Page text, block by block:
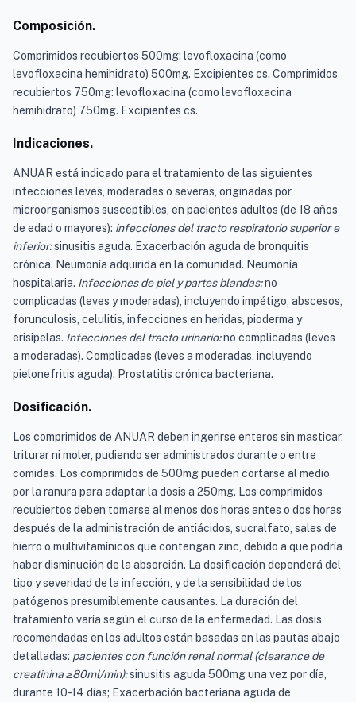
Composición.
Comprimidos recubiertos 500mg: levofloxacina (como
levofloxacina hemihidrato) 500mg. Excipientes cs. Comprimidos
recubiertos 750mg: levofloxacina (como levofloxacina
hemihidrato) 750mg. Excipientes cs.
Indicaciones.
ANUAR está indicado para el tratamiento de las siguientes
infecciones leves, moderadas o severas, originadas por
microorganismos susceptibles, en pacientes adultos (de 18 años
de edad o mayores): infecciones del tracto respiratorio superior e
inferior:sinusitis aguda. Exacerbación aguda de bronquitis
crónica. Neumonía adquirida en la comunidad. Neumonía
hospitalaria. Infecciones de piel y partes blandas:no
complicadas (leves y moderadas), incluyendo impétigo, abscesos,
forunculosis, celulitis, infecciones en heridas, pioderma y
erisipelas. Infecciones del tracto urinario:no complicadas (leves
a moderadas). Complicadas (leves a moderadas, incluyendo
pielonefritis aguda). Prostatitis crónica bacteriana.
Dosificación.
Los comprimidos de ANUAR deben ingerirse enteros sin masticar,
triturar ni moler, pudiendo ser administrados durante o entre
comidas. Los comprimidos de 500mg pueden cortarse al medio
por la ranura para adaptar la dosis a 250mg. Los comprimidos
recubiertos deben tomarse al menos dos horas antes o dos horas
después de la administración de antiácidos, sucralfato, sales de
hierro o multivitamínicos que contengan zinc, debido a que podría
haber disminución de la absorción. La dosificación dependerá del
tipo y severidad de la infección, y de la sensibilidad de los
patógenos presumiblemente causantes. La duración del
tratamiento varía según el curso de la enfermedad. Las dosis
recomendadas en los adultos están basadas en las pautas abajo
detalladas: pacientes con función renal normal (clearance de
creatinina ≥80ml/min):sinusitis aguda 500mg una vez por día,
durante 10-14 días; Exacerbación bacteriana aguda de